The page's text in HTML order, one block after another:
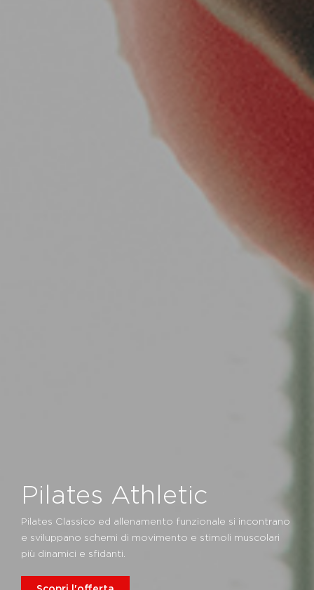
Pilates Athletic
Pilates Classico ed allenamento funzionale si incontrano
e sviluppano schemi di movimento e stimoli muscolari
più dinamici e sfidanti.